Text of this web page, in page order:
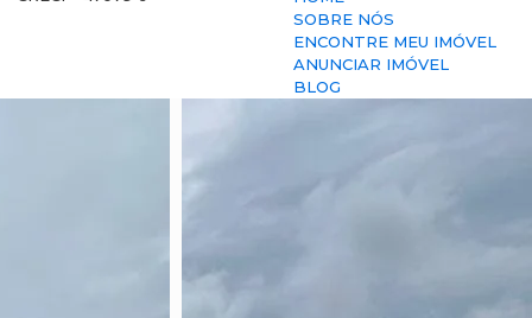
SOBRE NÓS
ENCONTRE MEU IMÓVEL
ANUNCIAR IMÓVEL
BLOG